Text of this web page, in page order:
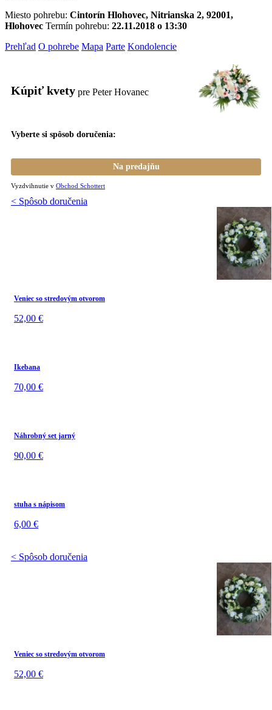
Miesto pohrebu: Cintorín Hlohovec, Nitrianska 2, 92001,
Hlohovec Termín pohrebu: 22.11.2018 o 13:30
Prehľad O pohrebe Mapa Parte Kondolencie
Kúpiť kvety pre Peter Hovanec
Vyberte si spôsob doručenia:
Na predajňu
Vyzdvihnutie v Obchod Schottert
< Spôsob doručenia
Veniec so stredovým otvorom
52,00 €
Ikebana
70,00 €
Náhrobný set jarný
90,00 €
stuha s nápisom
6,00 €
< Spôsob doručenia
Veniec so stredovým otvorom
52,00 €